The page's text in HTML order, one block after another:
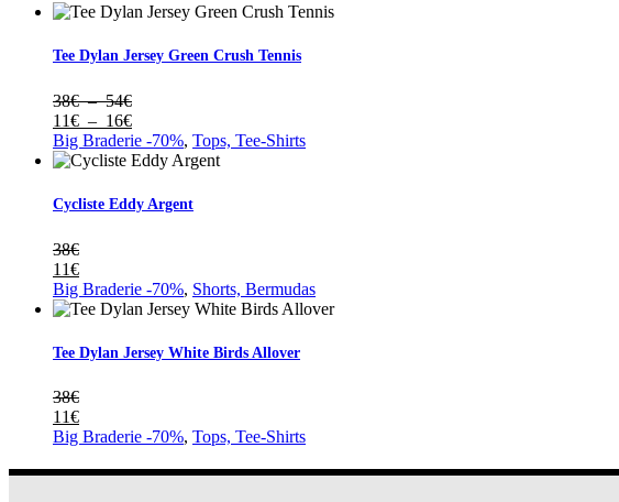
Tee Dylan Jersey Green Crush Tennis
38€ – 54€Plage
de
prix :
38€
54€
11€ – 16€Plage
de
prix :
à
16€
Big Braderie -70%, Tops, Tee-Shirts
Cycliste Eddy Argent
38€
11€
Big Braderie -70%, Shorts, Bermudas
Tee Dylan Jersey White Birds Allover
38€
11€
Big Braderie -70%, Tops, Tee-Shirts